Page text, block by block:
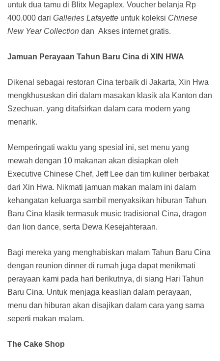
untuk dua tamu di Blitx Megaplex, Voucher belanja Rp
400.000 dari Galleries Lafayette untuk koleksi Chinese
New Year Collection dan Akses internet gratis.
Jamuan Perayaan Tahun Baru Cina di XIN HWA
Dikenal sebagai restoran Cina terbaik di Jakarta, Xin Hwa
mengkhususkan diri dalam masakan klasik ala Kanton dan
Szechuan, yang ditafsirkan dalam cara modern yang
menarik.
Memperingati waktu yang spesial ini, set menu yang
mewah dengan 10 makanan akan disiapkan oleh
Executive Chinese Chef, Jeff Lee dan tim kuliner berbakat
dari Xin Hwa. Nikmati jamuan makan malam ini dalam
kehangatan keluarga sambil menyaksikan hiburan Tahun
Baru Cina klasik termasuk music tradisional Cina, dragon
dan lion dance, serta Dewa Kesejahteraan.
Bagi mereka yang menghabiskan malam Tahun Baru Cina
dengan reunion dinner di rumah juga dapat menikmati
perayaan kami pada hari berikutnya, di siang Hari Tahun
Baru Cina. Untuk menjaga keaslian dalam perayaan,
menu dan hiburan akan disajikan dalam cara yang sama
seperti makan malam.
The Cake Shop